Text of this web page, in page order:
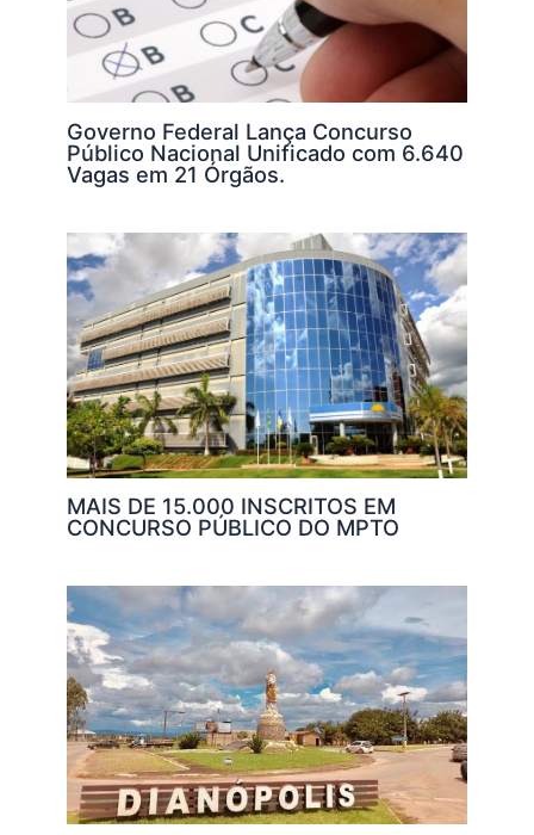
Governo Federal Lança Concurso
Público Nacional Unificado com 6.640
Vagas em 21 Órgãos.
MAIS DE 15.000 INSCRITOS EM
CONCURSO PÚBLICO DO MPTO